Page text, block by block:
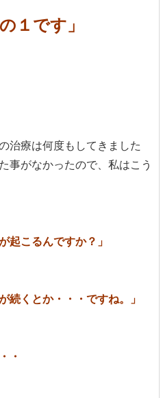
１です」
治療は何度もしてきました
事がなかったので、私はこう
起こるんですか？」
続くとか・・・ですね。」
・